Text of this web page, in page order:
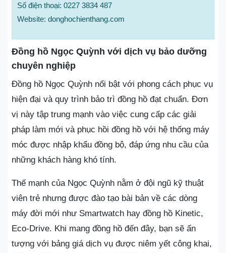
Số điện thoại: 0227 3834 487
Website: donghochienthang.com
Đồng hồ Ngọc Quỳnh với dịch vụ bảo dưỡng
chuyên nghiệp
Đồng hồ Ngọc Quỳnh nổi bật với phong cách phục vụ
hiện đại và quy trình bảo trì đồng hồ đạt chuẩn. Đơn
vị này tập trung mạnh vào việc cung cấp các giải
pháp làm mới và phục hồi đồng hồ với hệ thống máy
móc được nhập khẩu đồng bộ, đáp ứng nhu cầu của
những khách hàng khó tính.
Thế mạnh của Ngọc Quỳnh nằm ở đội ngũ kỹ thuật
viên trẻ nhưng được đào tạo bài bản về các dòng
máy đời mới như Smartwatch hay đồng hồ Kinetic,
Eco-Drive. Khi mang đồng hồ đến đây, bạn sẽ ấn
tượng với bảng giá dịch vụ được niêm yết công khai,